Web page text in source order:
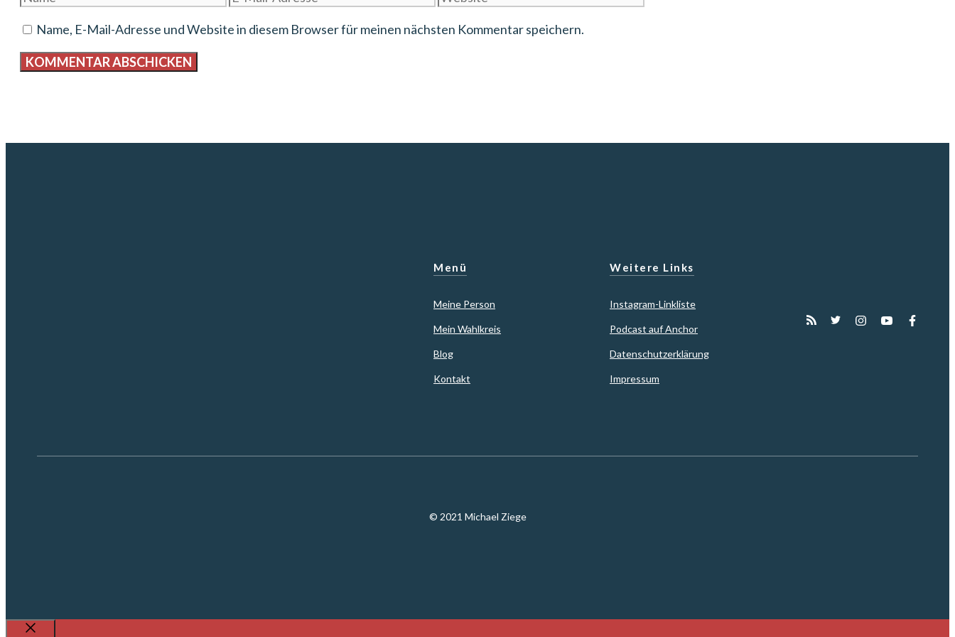
Adresse
Name, E-Mail-Adresse und Website in diesem Browser für meinen nächsten Kommentar speichern.
Menü
Meine Person
Mein Wahlkreis
Blog
Kontakt
Weitere Links
Instagram-Linkliste
Podcast auf Anchor
Datenschutzerklärung
Impressum
© 2021 Michael Ziege